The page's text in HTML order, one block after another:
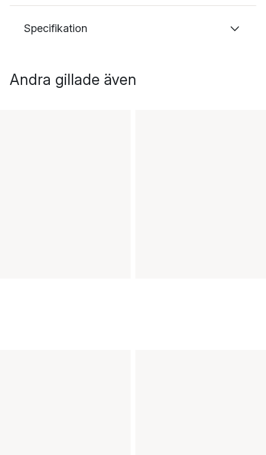
Specifikation
Andra gillade även